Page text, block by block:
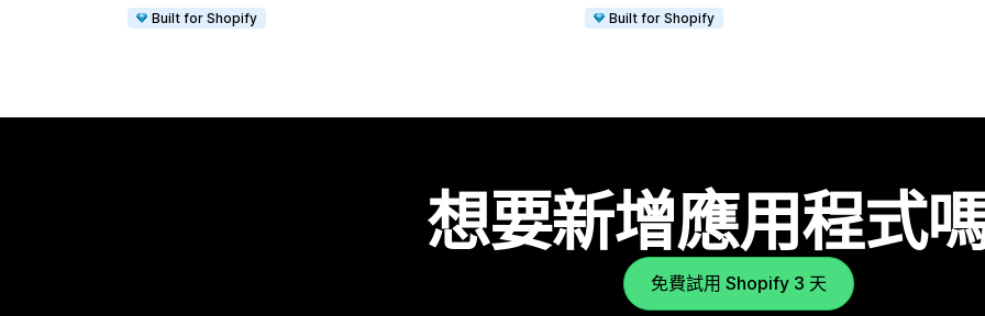
Built for Shopify
Built for Shopify
想要新增應用程式
免費試用 Shopify 3 天